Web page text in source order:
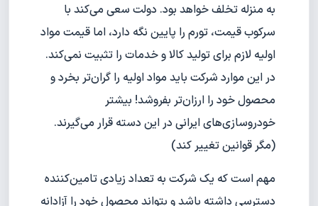
به منزله تخلف خواهد بود. دولت سعی می‌کند با
سرکوب قیمت، تورم را پایین نگه دارد، اما قیمت مواد
اولیه لازم برای تولید کالا و خدمات را تثبیت نمی‌کند.
در این موارد شرکت باید مواد اولیه را گران‌تر بخرد و
محصول خود را ارزان‌تر بفروشد! بیشتر
خودروسازی‌های ایرانی در این دسته قرار می‌گیرند.
(مگر قوانین تغییر کند)
مهم است که یک شرکت به تعداد زیادی تامین‌کننده
دسترسی داشته باشد و بتواند محصول خود را آزادانه
Privacy Policy